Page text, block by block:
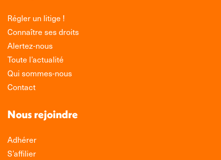
Régler un litige !
Connaître ses droits
Alertez-nous
Toute l’actualité
Qui sommes-nous
Contact
Nous rejoindre
Adhérer
S’affilier